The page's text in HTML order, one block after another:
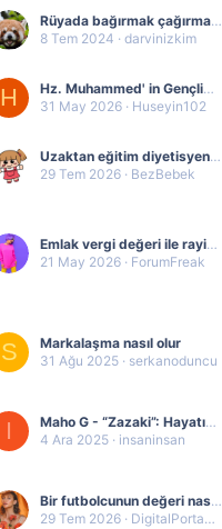
Rüyada bağırmak çağırmak ne anlama gelir
8 Tem 2024
darvinizkim
H
Hz. Muhammed' in Gençliği: Tuzak
31 May 2026
Huseyin102
Uzaktan eğitim diyetisyenlik var mı
29 Tem 2026
BezBebek
Emlak vergi değeri ile rayiç bedel aynı mı
21 May 2026
ForumFreak
S
Markalaşma nasıl olur
31 Ağu 2025
serkanoduncu
I
Maho G - “Zazaki”: Hayatın Tozundan Doğan Bir Albüm
4 Ara 2025
insaninsan
Bir futbolcunun değeri nasıl hesaplanır
29 Tem 2026
DigitalPortakal